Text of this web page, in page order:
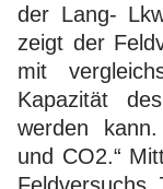
der Lang-
zeigt der
mit
Kapazität
werden
und CO2.“